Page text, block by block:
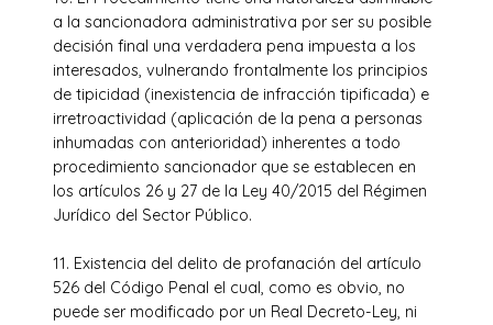
a la sancionadora administrativa por ser su posible
decisión final una verdadera pena impuesta a los
interesados, vulnerando frontalmente los principios
de tipicidad (inexistencia de infracción tipificada) e
irretroactividad (aplicación de la pena a personas
inhumadas con anterioridad) inherentes a todo
procedimiento sancionador que se establecen en
los artículos 26 y 27 de la Ley 40/2015 del Régimen
Jurídico del Sector Público.
11. Existencia del delito de profanación del artículo
526 del Código Penal el cual, como es obvio, no
puede ser modificado por un Real Decreto-Ley, ni